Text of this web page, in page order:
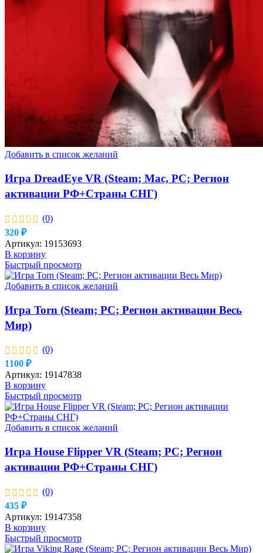
Добавить в список желаний
Игра DreadEye VR (Steam; Mac, PC; Регион
активации РФ+Страны СНГ)
(0)
320 ₽
Артикул: 19153693
В корзину
Быстрый просмотр
Добавить в список желаний
Игра Torn (Steam; PC; Регион активации Весь
Мир)
(0)
1100 ₽
Артикул: 19147838
В корзину
Быстрый просмотр
Добавить в список желаний
Игра House Flipper VR (Steam; PC; Регион
активации РФ+Страны СНГ)
(0)
435 ₽
Артикул: 19147358
В корзину
Быстрый просмотр